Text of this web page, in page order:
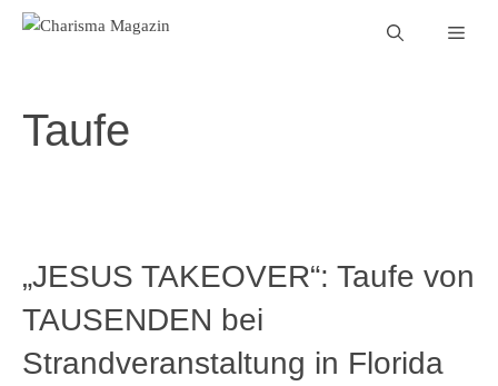
Zum
Taufe
„JESUS TAKEOVER“: Taufe von
TAUSENDEN bei
Strandveranstaltung in Florida